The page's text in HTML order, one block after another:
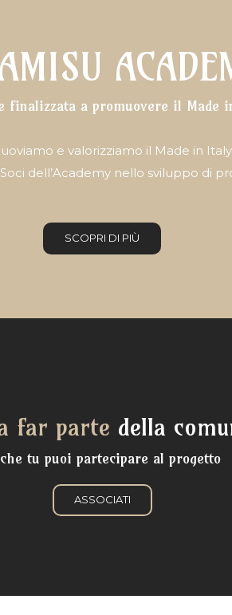
finalizzata a promuovere il Made
e valorizziamo il Made in
dell’Academy nello sviluppo di
SCOPRI DI PIÙ
far parte della
tu puoi partecipare al progetto
ASSOCIATI